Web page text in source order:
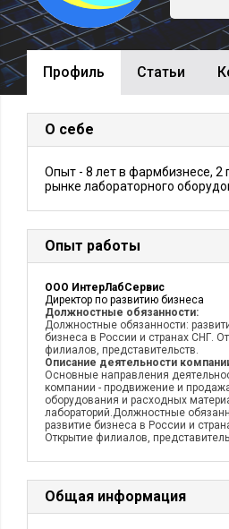
Профиль Cтатьи
О себе
Опыт - 8 лет в фармбизнесе, 2
рынке лабораторного
Опыт работы
ООО ИнтерЛабСервис
Директор по развитию бизнеса
Должностные обязанности:
Должностные обязанности:
бизнеса в России и странах СНГ.
филиалов, представительств.
Описание деятельности
Основные направления
компании - продвижение и
оборудования и расходных
лабораторий.Должностные
развитие бизнеса в России и
Открытие филиалов,
Общая информация